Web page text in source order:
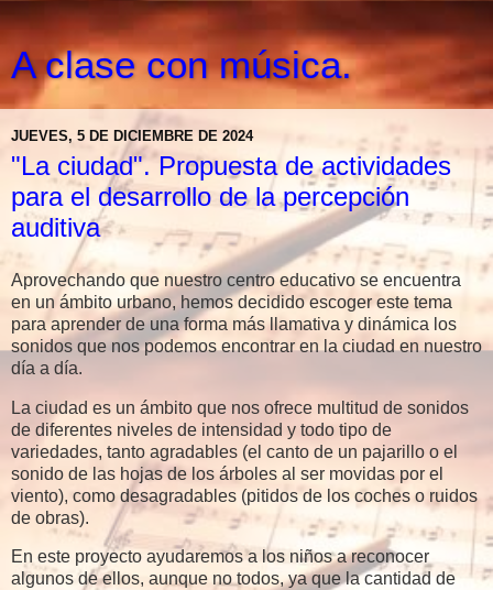
A clase con música.
JUEVES, 5 DE DICIEMBRE DE 2024
"La ciudad". Propuesta de actividades
para el desarrollo de la percepción
auditiva
Aprovechando que nuestro centro educativo se encuentra
en un ámbito urbano, hemos decidido escoger este tema
para aprender de una forma más llamativa y dinámica los
sonidos que nos podemos encontrar en la ciudad en nuestro
día a día.
La ciudad es un ámbito que nos ofrece multitud de sonidos
de diferentes niveles de intensidad y todo tipo de
variedades, tanto agradables (el canto de un pajarillo o el
sonido de las hojas de los árboles al ser movidas por el
viento), como desagradables (pitidos de los coches o ruidos
de obras).
En este proyecto ayudaremos a los niños a reconocer
algunos de ellos, aunque no todos, ya que la cantidad de